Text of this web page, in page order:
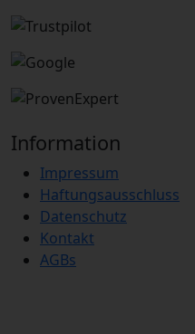
Information
Impressum
Haftungsausschluss
Datenschutz
Kontakt
AGBs